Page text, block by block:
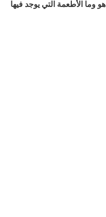
وما الأطعمة التي يوجد فيها